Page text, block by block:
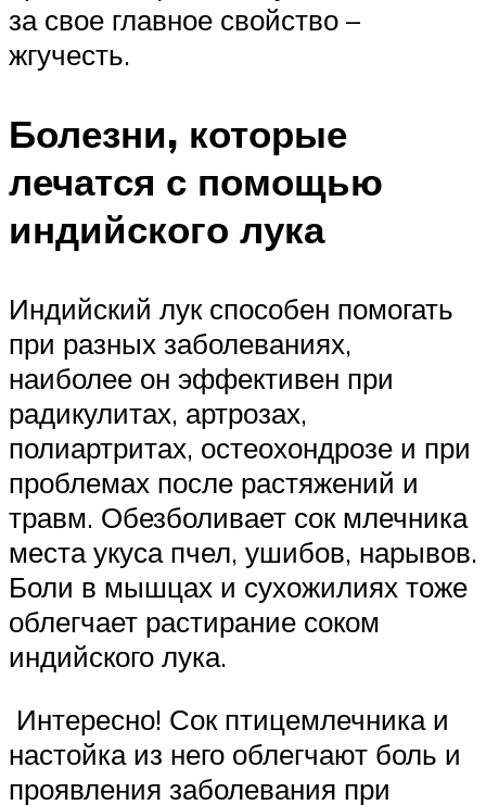
за свое главное свойство –
жгучесть.
Болезни, которые
лечатся с помощью
индийского лука
Индийский лук способен помогать
при разных заболеваниях,
наиболее он эффективен при
радикулитах, артрозах,
полиартритах, остеохондрозе и при
проблемах после растяжений и
травм. Обезболивает сок млечника
места укуса пчел, ушибов, нарывов.
Боли в мышцах и сухожилиях тоже
облегчает растирание соком
индийского лука.
Интересно! Сок птицемлечника и
настойка из него облегчают боль и
проявления заболевания при